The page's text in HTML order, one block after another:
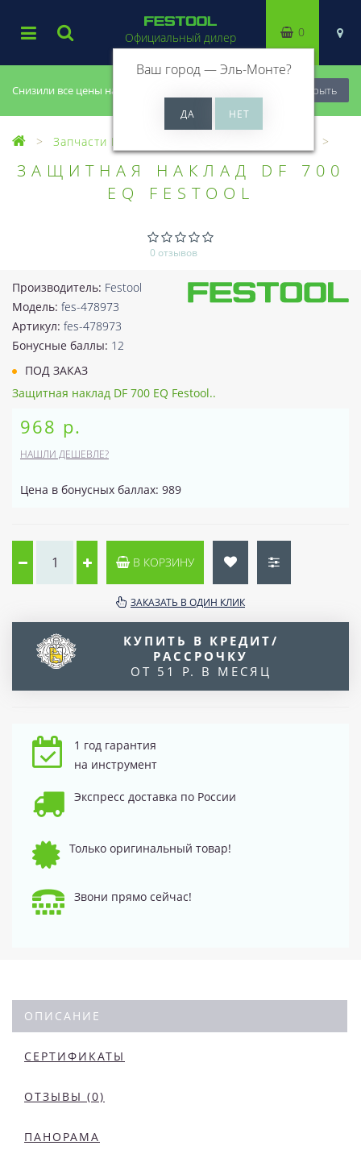
Снизили все цены на 20%, успей купить! Закрыть
Официальный дилер
Ваш город —Эль-Монте?
0
Запчасти Festool
ЗАЩИТНАЯ НАКЛАД DF 700
EQ FESTOOL
0 отзывов
Производитель: Festool
Модель: fes-478973
Артикул: fes-478973
Бонусные баллы: 12
ПОД ЗАКАЗ
Защитная наклад DF 700 EQ Festool..
968 р.
НАШЛИ ДЕШЕВЛЕ?
Цена в бонусных баллах: 989
В КОРЗИНУ
ЗАКАЗАТЬ В ОДИН КЛИК
КУПИТЬ В КРЕДИТ/
РАССРОЧКУ
ОТ 51 Р. В МЕСЯЦ
1 год гарантия
на инструмент
Экспресс доставка по России
Только оригинальный товар!
Звони прямо сейчас!
ОПИСАНИЕ
СЕРТИФИКАТЫ
ОТЗЫВЫ (0)
ПАНОРАМА